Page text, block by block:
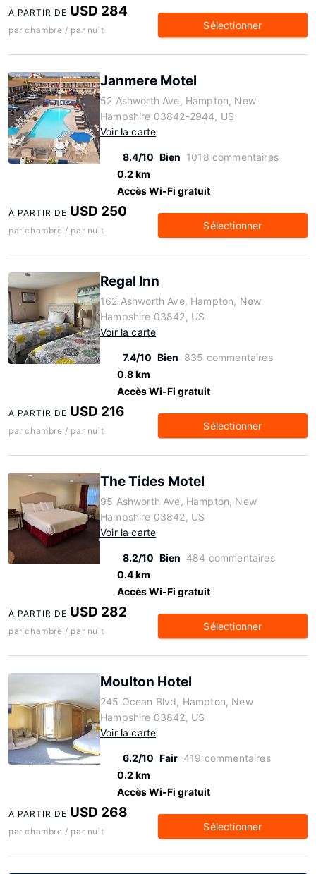
À PARTIR DE USD 284
par chambre / par nuit Sélectionner
Janmere Motel
52 Ashworth Ave, Hampton, New
Hampshire 03842-2944, US
Voir la carte
8.4/10 Bien 1018 commentaires
0.2 km
Accès Wi-Fi gratuit
À PARTIR DE USD 250
par chambre / par nuit Sélectionner
Regal Inn
162 Ashworth Ave, Hampton, New
Hampshire 03842, US
Voir la carte
7.4/10 Bien 835 commentaires
0.8 km
Accès Wi-Fi gratuit
À PARTIR DE USD 216
par chambre / par nuit Sélectionner
The Tides Motel
95 Ashworth Ave, Hampton, New
Hampshire 03842, US
Voir la carte
8.2/10 Bien 484 commentaires
0.4 km
Accès Wi-Fi gratuit
À PARTIR DE USD 282
par chambre / par nuit Sélectionner
Moulton Hotel
245 Ocean Blvd, Hampton, New
Hampshire 03842, US
Voir la carte
6.2/10 Fair 419 commentaires
0.2 km
Accès Wi-Fi gratuit
À PARTIR DE USD 268
par chambre / par nuit Sélectionner